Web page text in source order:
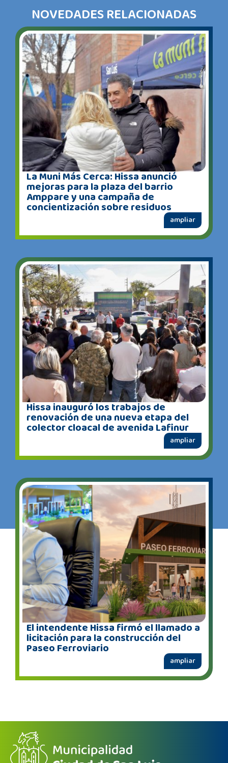
NOVEDADES RELACIONADAS
La Muni Más Cerca: Hissa anunció
mejoras para la plaza del barrio
Amppare y una campaña de
concientización sobre residuos
ampliar
Hissa inauguró los trabajos de
renovación de una nueva etapa del
colector cloacal de avenida Lafinur
ampliar
El intendente Hissa firmó el llamado a
licitación para la construcción del
Paseo Ferroviario
ampliar